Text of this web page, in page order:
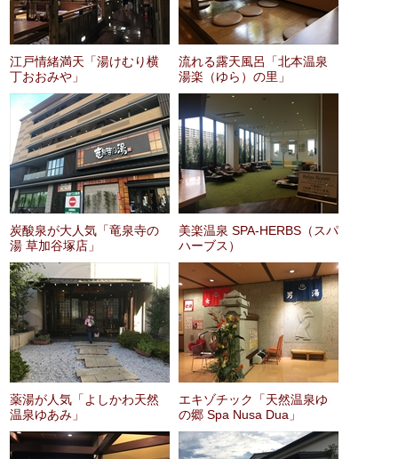
江戸情緒満天「湯けむり横
丁おおみや」
流れる露天風呂「北本温泉
湯楽（ゆら）の里」
炭酸泉が大人気「竜泉寺の
湯 草加谷塚店」
美楽温泉 SPA-HERBS（スパ
ハーブス）
薬湯が人気「よしかわ天然
温泉ゆあみ」
エキゾチック「天然温泉ゆ
の郷 Spa Nusa Dua」